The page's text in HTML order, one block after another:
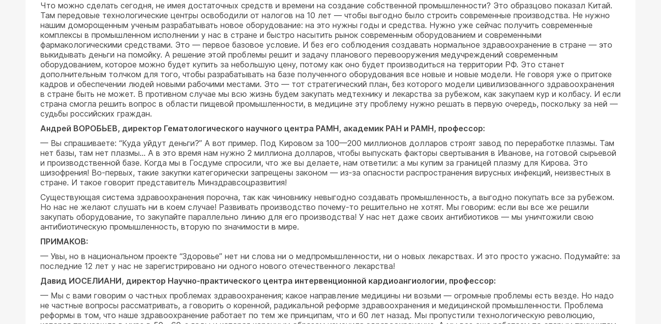
Что можно сделать сегодня, не имея достаточных средств и времени на создание собственной промышленности? Это образцово показал Китай.
Там передовые технологические центры освободили от налогов на 10 лет — чтобы выгодно было строить современные производства. Не нужно
нашим доморощенным ученым разрабатывать новое оборудование: на это нужны годы и средства. Нужно уже сейчас получить современные
комплексы в промышленном исполнении у нас в стране и быстро насытить рынок современным оборудованием и современными
фармакологическими средствами. Это — первое базовое условие. И без его соблюдения создавать нормальное здравоохранение в стране — это
выкидывать деньги на помойку. А решение этой проблемы решит и задачу планового перевооружения медучреждений современным
оборудованием, которое можно будет купить за небольшую цену, потому как оно будет производиться на территории РФ. Это станет
дополнительным толчком для того, чтобы разрабатывать на базе полученного оборудования все новые и новые модели. Не говоря уже о притоке
кадров и обеспечении людей новыми рабочими местами. Это — тот стратегический план, без которого модели цивилизованного здравоохранения
в стране быть не может. В противном случае мы всю жизнь будем закупать медтехнику и лекарства за рубежом, как закупаем кур и колбасу. И если
страна смогла решить вопрос в области пищевой промышленности, в медицине эту проблему нужно решать в первую очередь, поскольку за ней —
судьбы российских граждан.
Андрей ВОРОБЬЕВ, директор Гематологического научного центра РАМН, академик РАН и РАМН, профессор:
— Вы спрашиваете: “Куда уйдут деньги?” А вот пример. Под Кировом за 100—200 миллионов долларов строят завод по переработке плазмы. Там
нет базы, там нет плазмы… А в это время нам нужно 2 миллиона долларов, чтобы выпускать факторы свертывания в Иванове, на готовой сырьевой
и производственной базе. Когда мы в Госдуме спросили, что же вы делаете, нам ответили: а мы купим за границей плазму для Кирова. Это
шизофрения! Во-первых, такие закупки категорически запрещены законом — из-за опасности распространения вирусных инфекций, неизвестных в
стране. И такое говорит представитель Минздравсоцразвития!
Существующая система здравоохранения порочна, так как чиновнику невыгодно создавать промышленность, а выгодно покупать все за рубежом.
Но нас не желают слушать ни в коем случае! Развивать производство почему-то решительно не хотят. Мы говорим: если вы все же решили
закупать оборудование, то закупайте параллельно линию для его производства! У нас нет даже своих антибиотиков — мы уничтожили свою
антибиотическую промышленность, вторую по значимости в мире.
ПРИМАКОВ:
— Увы, но в национальном проекте “Здоровье” нет ни слова ни о медпромышленности, ни о новых лекарствах. И это просто ужасно. Подумайте: за
последние 12 лет у нас не зарегистрировано ни одного нового отечественного лекарства!
Давид ИОСЕЛИАНИ, директор Научно-практического центра интервенционной кардиоангиологии, профессор:
— Мы с вами говорим о частных проблемах здравоохранения; какое направление медицины ни возьми — огромные проблемы есть везде. Но надо
не частные вопросы рассматривать, а говорить о коренной, радикальной реформе здравоохранения и медицинской промышленности. Проблема
реформы в том, что наше здравоохранение работает по тем же принципам, что и 60 лет назад. Мы пропустили технологическую революцию,